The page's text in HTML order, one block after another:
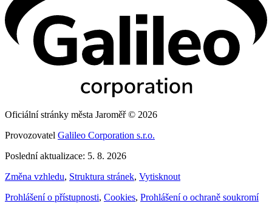
Oficiální stránky města Jaroměř © 2026
Provozovatel Galileo Corporation s.r.o.
Poslední aktualizace: 5. 8. 2026
Změna vzhledu, Struktura stránek, Vytisknout
Prohlášení o přístupnosti, Cookies, Prohlášení o ochraně soukromí